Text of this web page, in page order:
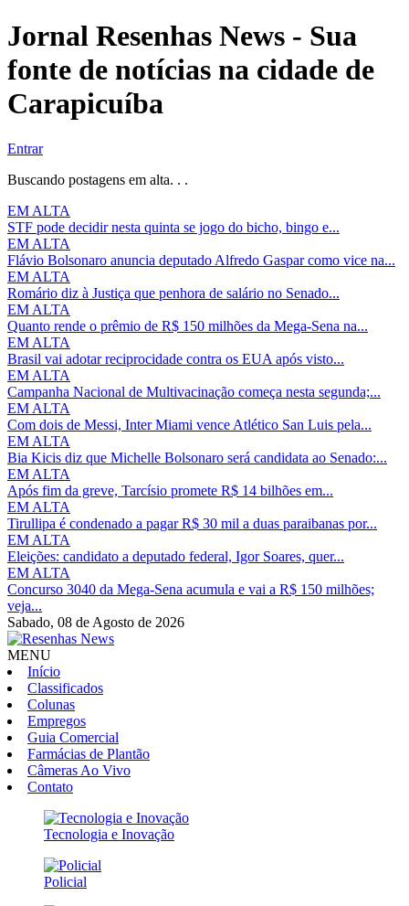
Jornal Resenhas News - Sua
fonte de notícias na cidade de
Carapicuíba
Entrar
Buscando postagens em alta. . .
EM ALTA
STF pode decidir nesta quinta se jogo do bicho, bingo e...
EM ALTA
Flávio Bolsonaro anuncia deputado Alfredo Gaspar como vice na...
EM ALTA
Romário diz à Justiça que penhora de salário no Senado...
EM ALTA
Quanto rende o prêmio de R$ 150 milhões da Mega-Sena na...
EM ALTA
Brasil vai adotar reciprocidade contra os EUA após visto...
EM ALTA
Campanha Nacional de Multivacinação começa nesta segunda;...
EM ALTA
Com dois de Messi, Inter Miami vence Atlético San Luis pela...
EM ALTA
Bia Kicis diz que Michelle Bolsonaro será candidata ao Senado:...
EM ALTA
Após fim da greve, Tarcísio promete R$ 14 bilhões em...
EM ALTA
Tirullipa é condenado a pagar R$ 30 mil a duas paraibanas por...
EM ALTA
Eleições: candidato a deputado federal, Igor Soares, quer...
EM ALTA
Concurso 3040 da Mega-Sena acumula e vai a R$ 150 milhões;
veja...
Sabado, 08 de Agosto de 2026
MENU
Início
Classificados
Colunas
Empregos
Guia Comercial
Farmácias de Plantão
Câmeras Ao Vivo
Contato
Tecnologia e Inovação
Policial